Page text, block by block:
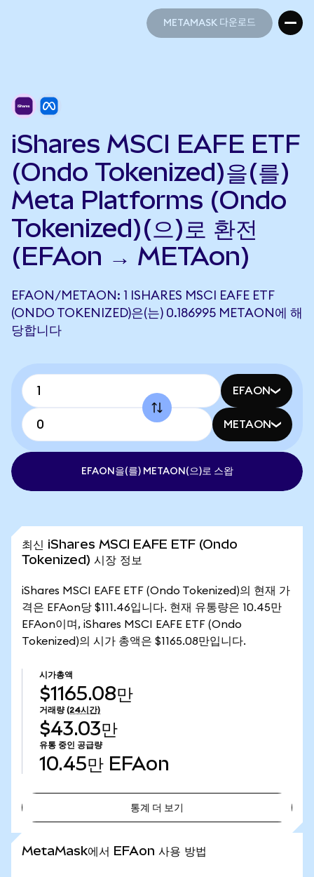
METAMASK 다운로드
iShares MSCI EAFE ETF
(Ondo Tokenized)을(를)
Meta Platforms (Ondo
Tokenized)(으)로 환전
(EFAon → METAon)
EFAON/METAON: 1 ISHARES MSCI EAFE ETF
(ONDO TOKENIZED)은(는) 0.186995 METAON에 해
당합니다
EFAON
METAON
EFAON을(를) METAON(으)로 스왑
최신 iShares MSCI EAFE ETF (Ondo
Tokenized) 시장 정보
iShares MSCI EAFE ETF (Ondo Tokenized)의 현재 가
격은 EFAon당 $111.46입니다. 현재 유통량은 10.45만
EFAon이며, iShares MSCI EAFE ETF (Ondo
Tokenized)의 시가 총액은 $1165.08만입니다.
시가총액
$1165.08만
거래량 (24시간)
$43.03만
유통 중인 공급량
10.45만 EFAon
통계 더 보기
MetaMask에서 EFAon 사용 방법